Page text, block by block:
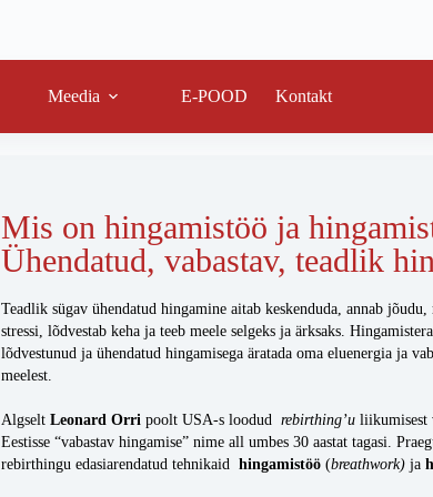
Meedia E-POOD Kontakt
Mis on hingamistöö ja
Ühendatud, vabastav, teadlik
Teadlik sügav ühendatud hingamine aitab keskenduda, annab jõudu,
stressi, lõdvestab keha ja teeb meele selgeks ja ärksaks.
lõdvestunud ja ühendatud hingamisega äratada oma eluenergia ja
meelest.
AlgseltLeonard Orri poolt USA-s loodudrebirthing’u liikumisest
Eestisse “vabastav hingamise” nime all umbes 30 aastat tagasi.
rebirthingu edasiarendatud tehnikaidhingamistöö (breathwork)ja